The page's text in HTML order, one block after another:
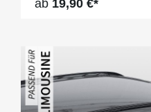
Regulärer Preis:
ab 19,90 €*